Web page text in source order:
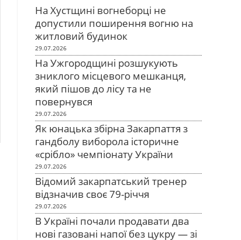
На Хустщині вогнеборці не
допустили поширення вогню на
житловий будинок
29.07.2026
На Ужгородщині розшукують
зниклого місцевого мешканця,
який пішов до лісу та не
повернувся
29.07.2026
Як юнацька збірна Закарпаття з
гандболу виборола історичне
«срібло» чемпіонату України
29.07.2026
Відомий закарпатський тренер
відзначив своє 79-річчя
29.07.2026
В Україні почали продавати два
нові газовані напої без цукру — зі